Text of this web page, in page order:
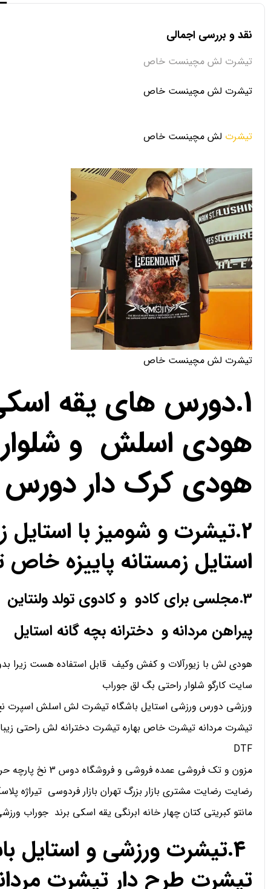
نقد و بررسی اجمالی
تیشرت لش مچینست خاص
تیشرت لش مچینست خاص
تیشرت لش مچینست خاص
تیشرت لش مچینست خاص
1.دورس های یقه
هودی اسلش و
هودی کرک دار
2.تیشرت و شومیز با
استایل زمستانه پاییزه
3.مجلسی برای کادو و کادوی تولد ولنتاین
پیراهن مردانه و دخترانه بچه گانه استایل
هودی لش با زیورآلات و کفش وکیف قابل استفاده هست زیرا
سایت کارگو شلوار راحتی بگ لق جوراب
ورزشی دورس ورزشی استایل باشگاه تیشرت لش اسلش اسپرت
تیشرت مردانه تیشرت خاص بهاره تیشرت دخترانه لش راحتی
DTF
مزون و تک فروشی عمده فروشی و فروشگاه دوس 3 نخ پارچه حریر کریپ ساتن اعتماد
رضایت رضایت مشتری بازار بزرگ تهران بازار فردوسی تیراژه
مانتو کبریتی کتان چهار خانه ابرنگی یقه اسکی برند جوراب
4.تیشرت ورزشی و
تیشرت طرح دار تیشرت